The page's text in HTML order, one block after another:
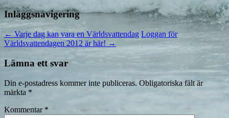
Inläggsnavigering
←Varje dag kan vara en Världsvattendag Loggan för
Världsvattendagen 2012 är här! →
Lämna ett svar
Din e-postadress kommer inte publiceras. Obligatoriska fält är
märkta *
Kommentar *